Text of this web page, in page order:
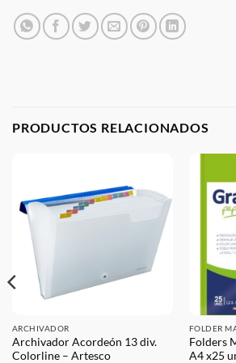
PRODUCTOS RELACIONADOS
ARCHIVADOR
Archivador Acordeón 13 div.
Colorline – Artesco
FOLDER
Folders
A4 x25